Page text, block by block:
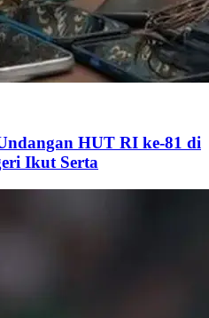
HUT RI ke-81 di
Ikut Serta